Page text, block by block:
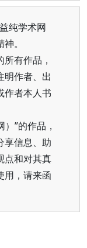
纯学术网
。
有作品，
明作者、出
作者本人书
”的作品，
享信息、助
点和对其真
用，请来函